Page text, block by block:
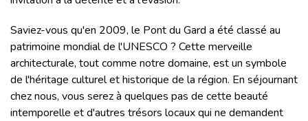
Saviez-vous qu'en 2009, le Pont du Gard a été classé au
patrimoine mondial de l'UNESCO ? Cette merveille
architecturale, tout comme notre domaine, est un symbole
de l'héritage culturel et historique de la région. En séjournant
chez nous, vous serez à quelques pas de cette beauté
intemporelle et d'autres trésors locaux qui ne demandent